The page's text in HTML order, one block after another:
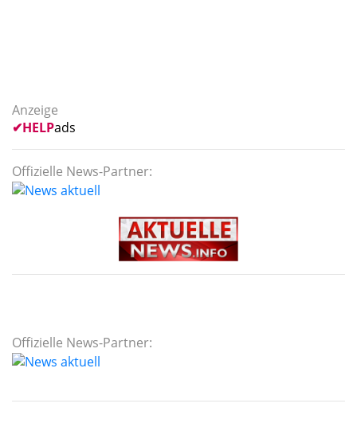
Anzeige
✔HELPads
Offizielle News-Partner:
Offizielle News-Partner: